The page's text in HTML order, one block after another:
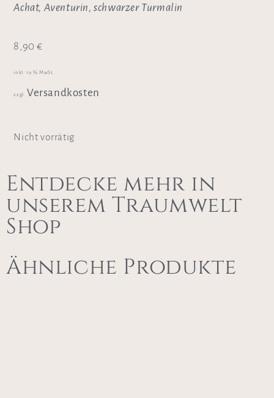
Achat, Aventurin, schwarzer Turmalin
8,90€
inkl. 19 % MwSt.
zzgl. Versandkosten
Nicht vorrätig
Entdecke mehr in
unserem Traumwelt
Shop
Ähnliche Produkte